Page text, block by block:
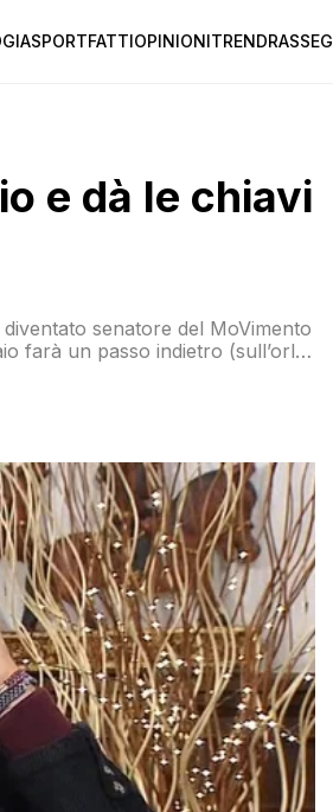
SPORTFATTIOPINIONITREND
e dà le chiavi
senatore del MoVimento
farà un passo indietro (sull’orlo